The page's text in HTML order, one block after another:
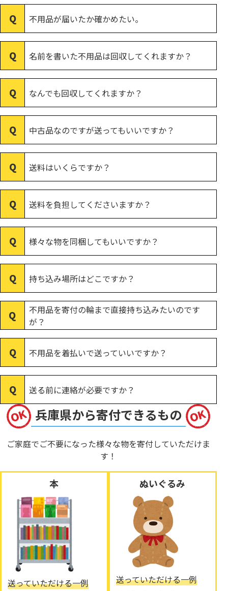
不用品が届いたか確かめたい。
名前を書いた不用品は回収してくれますか？
なんでも回収してくれますか？
中古品なのですが送ってもいいですか？
送料はいくらですか？
送料を負担してくださいますか？
様々な物を同梱してもいいですか？
持ち込み場所はどこですか？
不用品を寄付の輪まで直接持ち込みたいのです
が？
不用品を着払いで送っていいですか？
送る前に連絡が必要ですか？
兵庫県から寄付できるもの
ご家庭でご不要になった様々な物を寄付していただけま
す！
本
送っていただける一例
ぬいぐるみ
送っていただける一例